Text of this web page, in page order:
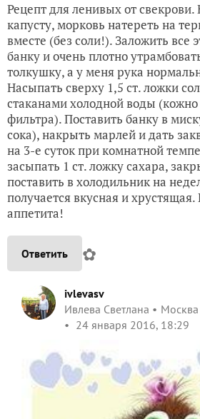
Рецепт для ленивых от
капусту, морковь натереть на
вместе (без соли!). Заложить все
банку и очень плотно
толкушку, а у меня рука
Насыпать сверху 1,5 ст. ложки
стаканами холодной воды (кожно
фильтра). Поставить банку в
сока), накрыть марлей и дать
на 3-е суток при комнатной
засыпать 1 ст. ложку сахара,
поставить в холодильник на
получается вкусная и
аппетита!
Ответить ✿
ivlevasv
Ивлева Светлана
Москва
24 января 2016, 18:29